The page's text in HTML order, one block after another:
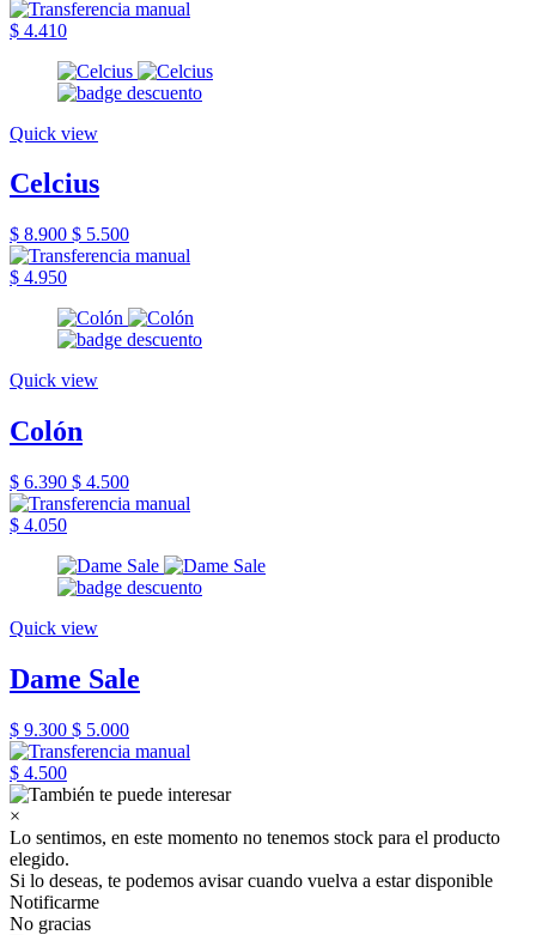
$ 4.410
Quick view
Celcius
$ 8.900 $ 5.500
$ 4.950
Quick view
Colón
$ 6.390 $ 4.500
$ 4.050
Quick view
Dame Sale
$ 9.300 $ 5.000
$ 4.500
×
Lo sentimos, en este momento no tenemos stock para el producto
elegido.
Si lo deseas, te podemos avisar cuando vuelva a estar disponible
Notificarme
No gracias